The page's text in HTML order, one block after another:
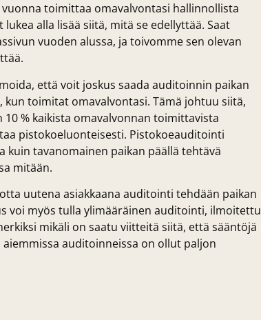
toimittaa omavalvontasi hallinnollista
alla lisää siitä, mitä se edellyttää. Saat
vuoden alussa, ja toivomme sen olevan
että voit joskus saada auditoinnin paikan
kun toimitat omavalvontasi. Tämä johtuu siitä,
% kaikista omavalvonnan toimittavista
pistokoeluonteisesti. Pistokoeauditointi
kuin tavanomainen paikan päällä tehtävä
mitään.
uutena asiakkaana auditointi tehdään paikan
voi myös tulla ylimääräinen auditointi, ilmoitettu
mikäli on saatu viitteitä siitä, että sääntöjä
auditoinneissa on ollut paljon